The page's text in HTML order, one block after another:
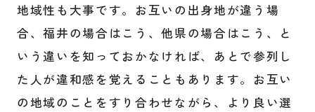
地域性も大事です。お互いの出身地が違う場
合、福井の場合はこう、他県の場合はこう、と
いう違いを知っておかなければ、あとで参列し
た人が違和感を覚えることもあります。お互い
の地域のことをすり合わせながら、より良い選